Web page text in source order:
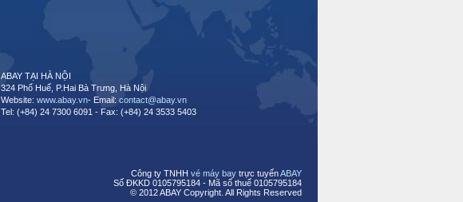
ABAY TẠI HÀ NỘI
324 Phố Huế, P.Hai Bà Trưng, Hà Nội
Website: www.abay.vn- Email: contact@abay.vn
Tel: (+84) 24 7300 6091 - Fax: (+84) 24 3533 5403
Công ty TNHH vé máy bay trực tuyếnABAY
Số ĐKKD 0105795184 - Mã số thuế 0105795184
© 2012 ABAY Copyright. All Rights Reserved